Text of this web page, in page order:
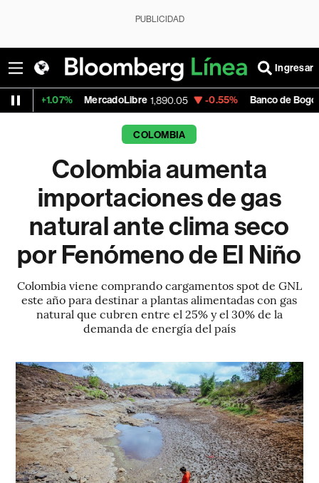
PUBLICIDAD
Ingresar
MercadoLibre 1,890.05 -0.55% Banco de Bogota 38,800.00
COLOMBIA
Colombia aumenta
importaciones de gas
natural ante clima seco
por Fenómeno de El Niño
Colombia viene comprando cargamentos spot de GNL
este año para destinar a plantas alimentadas con gas
natural que cubren entre el 25% y el 30% de la
demanda de energía del país